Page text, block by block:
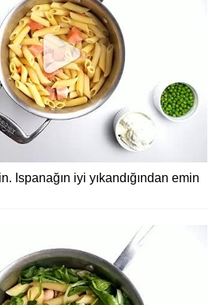
Ispanağın iyi yıkandığından emin